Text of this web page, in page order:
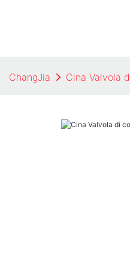
ChangJia Cina Valvola